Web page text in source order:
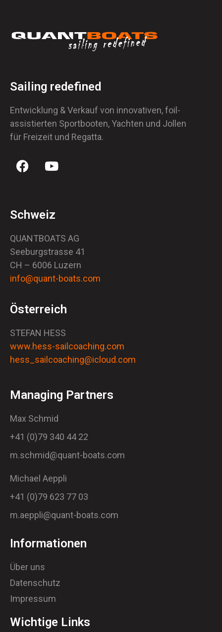
Sailing redefined
Entwicklung & Verkauf von innovativen, foil-
assistierten Sportbooten, Yachten und Jollen
für Freizeit und Regatta.
Schweiz
QUANTBOATS AG
Seeburgstrasse 41
CH – 6006 Luzern
info@quant-boats.com
Österreich
STEFAN HESS
www.hess-sailcoaching.com
hess_sailcoaching@icloud.com
Managing Partners
Max Schmid
+41 (0)79 340 44 22
m.schmid@quant-boats.com
Michael Aeppli
+41 (0)79 623 77 03
m.aeppli@quant-boats.com
Informationen
Über uns
Datenschutz
Impressum
Wichtige Links